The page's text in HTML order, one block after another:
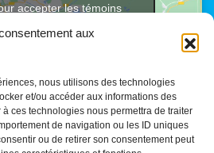
aux
nous utilisons des technologies
et/ou accéder aux informations des
ces technologies nous permettra de traiter
de navigation ou les ID uniques
ou de retirer son consentement peut
accepter les témoins
et activer ce contenu